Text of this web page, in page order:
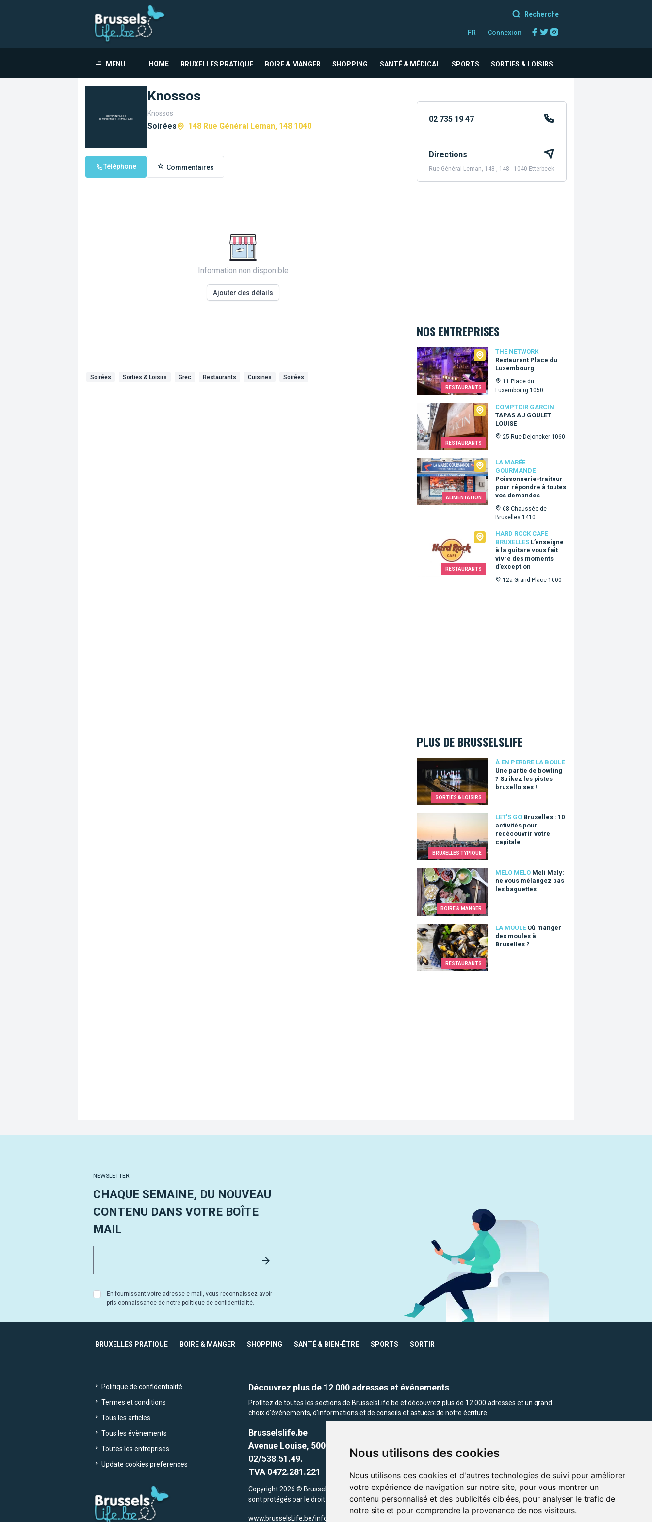
Nous utilisons des cookies
Nous utilisons des cookies et d'autres technologies de suivi pour améliorer
votre expérience de navigation sur notre site, pour vous montrer un
contenu personnalisé et des publicités ciblées, pour analyser le trafic de
notre site et pour comprendre la provenance de nos visiteurs.
Recherche
FR Connexion Facebook
Twitter
MENU HOME BRUXELLES PRATIQUE BOIRE & MANGER SHOPPING SANTÉ & MÉDICAL SPORTS SORTIES & LOISIRS
Knossos
Knossos
Soirées 148 Rue Général Leman, 148 1040
Téléphone Commentaires
Information non disponible
Ajouter des détails
Soirées Sorties & Loisirs Grec Restaurants Cuisines Soirées
02 735 19 47
Directions
Rue Général Leman, 148 , 148 - 1040 Etterbeek
NOS ENTREPRISES
RESTAURANTS
THE NETWORK
Restaurant Place du
Luxembourg
11 Place du
Luxembourg 1050
The Network
RESTAURANTS
COMPTOIR GARCIN
TAPAS AU GOULET
LOUISE
25 Rue Dejoncker 1060
Comptoir Garcin
ALIMENTATION
LA MARÉE
GOURMANDE
Poissonnerie-traiteur
pour répondre à toutes
vos demandes
68 Chaussée de
Bruxelles 1410
La Marée Gourmande
RESTAURANTS
HARD ROCK CAFE
BRUXELLES L’enseigne
à la guitare vous fait
vivre des moments
d’exception
12a Grand Place 1000
Hard Rock Cafe Bruxelles
PLUS DE BRUSSELSLIFE
SORTIES & LOISIRS
À EN PERDRE LA BOULE
Une partie de bowling
? Strikez les pistes
bruxelloises !
Une partie de bowling ? Strikez les pistes bruxelloises !
BRUXELLES TYPIQUE
LET'S GO Bruxelles : 10
activités pour
redécouvrir votre
capitale
Bruxelles : 10 activités pour redécouvrir votre capitale
BOIRE & MANGER
MELO MELO Meli Mely:
ne vous mélangez pas
les baguettes
Meli Mely: ne vous mélangez pas les baguettes
RESTAURANTS
LA MOULE Où manger
des moules à
Bruxelles ?
Où manger des moules à Bruxelles ?
NEWSLETTER
CHAQUE SEMAINE, DU NOUVEAU
CONTENU DANS VOTRE BOÎTE
MAIL
En fournissant votre adresse e-mail, vous reconnaissez avoir
pris connaissance de notre politique de confidentialité.
BRUXELLES PRATIQUE BOIRE & MANGER SHOPPING SANTÉ & BIEN-ÊTRE SPORTS SORTIR
Politique de confidentialité
Termes et conditions
Tous les articles
Tous les évènements
Toutes les entreprises
Update cookies preferences
Découvrez plus de 12 000 adresses et événements
Profitez de toutes les sections de BrusselsLife.be et découvrez plus de 12 000 adresses et un grand
choix d'événements, d'informations et de conseils et astuces de notre écriture.
Brusselslife.be
Avenue Louise, 500 -1050 Ixelles, Brussels,
02/538.51.49.
TVA 0472.281.221
Copyright 2026 © Brusselslife.be Tous droits réservés. Le contenu et les images utilisés sur ce site
sont protégés par le droit d'auteur. la propriétaires respectifs.
www.brusselsLife.be/info@brusselslife.be